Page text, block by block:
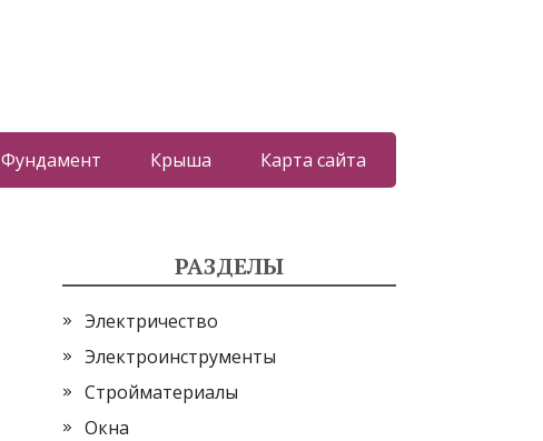
Фундамент Крыша Карта сайта
РАЗДЕЛЫ
Электричество
Электроинструменты
Стройматериалы
Окна